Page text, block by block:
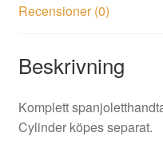
Recensioner (0)
Beskrivning
Komplett
Cylinder köpes separat.